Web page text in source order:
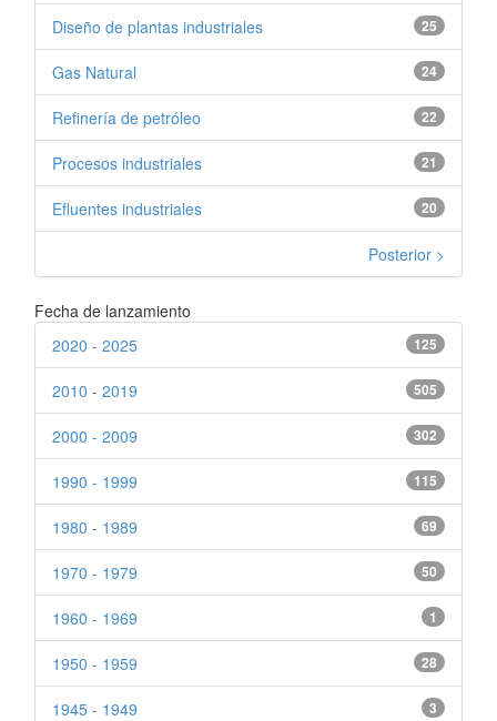
25
Diseño de plantas industriales
24
Gas Natural
22
Refinería de petróleo
21
Procesos industriales
20
Efluentes industriales
Posterior >
Fecha de lanzamiento
125
2020 - 2025
505
2010 - 2019
302
2000 - 2009
115
1990 - 1999
69
1980 - 1989
50
1970 - 1979
1
1960 - 1969
28
1950 - 1959
3
1945 - 1949